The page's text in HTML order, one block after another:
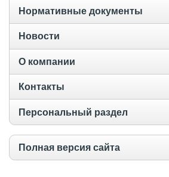
Нормативные документы
Новости
О компании
Контакты
Персональный раздел
Полная версия сайта